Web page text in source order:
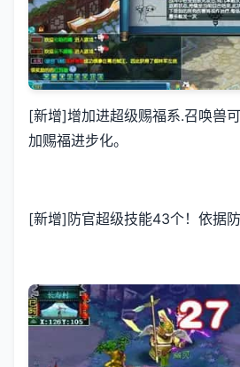
[新增]增加进超级赐福系.召唤兽
加赐福进步化。
[新增]防官超级技能43个！依据